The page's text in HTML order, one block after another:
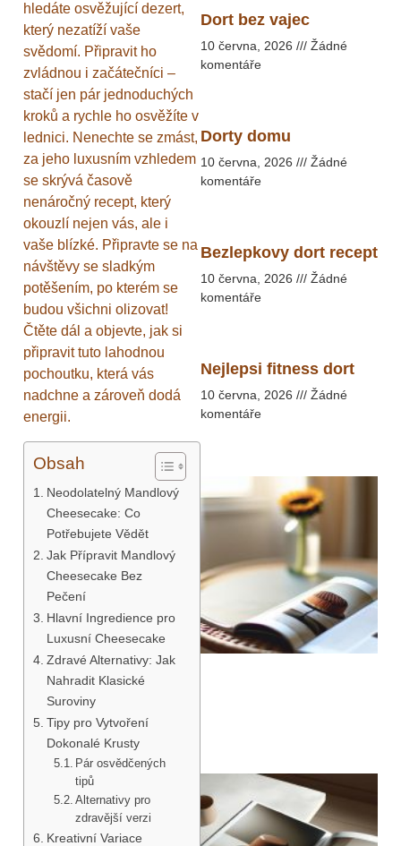
hledáte osvěžující dezert,
který nezatíží vaše
svědomí. Připravit ho
zvládnou i začátečníci –
stačí jen pár jednoduchých
kroků a rychle ho osvěžíte v
lednici. Nenechte se zmást,
za jeho luxusním vzhledem
se skrývá časově
nenáročný recept, který
okouzlí nejen vás, ale i
vaše blízké. Připravte se na
návštěvy se sladkým
potěšením, po kterém se
budou všichni olizovat!
Čtěte dál a objevte, jak si
připravit tuto lahodnou
pochoutku, která vás
nadchne a zároveň dodá
energii.
Obsah
Neodolatelný Mandlový
Cheesecake: Co
Potřebujete Vědět
Jak Přípravit Mandlový
Cheesecake Bez
Pečení
Hlavní Ingredience pro
Luxusní Cheesecake
Zdravé Alternativy: Jak
Nahradit Klasické
Suroviny
Tipy pro Vytvoření
Dokonalé Krusty
Pár osvědčených
tipů
Alternativy pro
zdravější verzi
Kreativní Variace
Dort bez vajec
10 června, 2026
Žádné
komentáře
Dorty domu
10 června, 2026
Žádné
komentáře
Bezlepkovy dort recept
10 června, 2026
Žádné
komentáře
Nejlepsi fitness dort
10 června, 2026
Žádné
komentáře